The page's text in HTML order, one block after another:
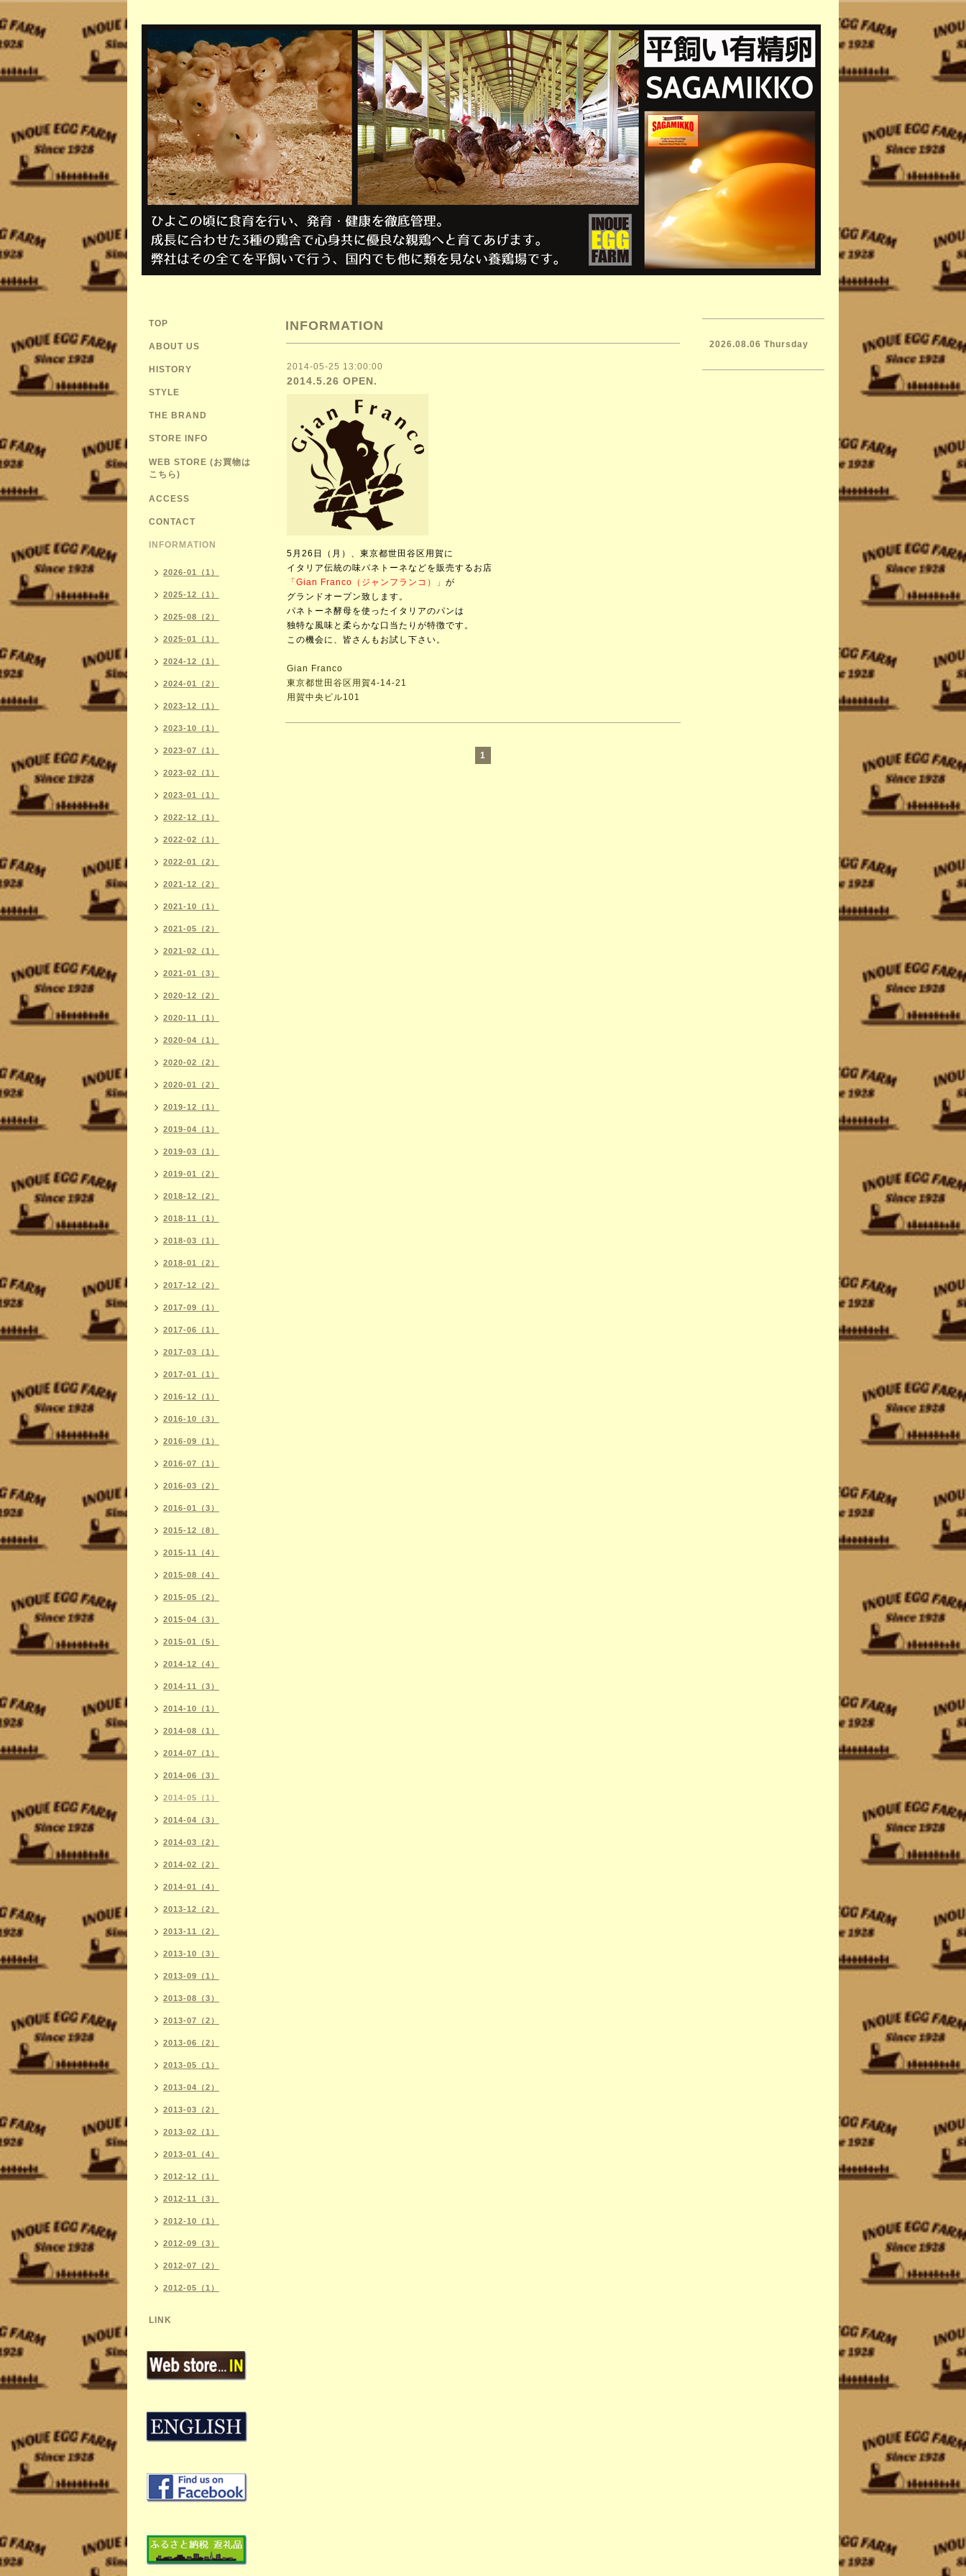
INFORMATION
2014-05-25 13:00:00
2014.5.26 OPEN.
5月26日（月）、東京都世田谷区用賀に
イタリア伝統の味パネトーネなどを販売するお店
「Gian Franco（ジャンフランコ）」 が
グランドオープン致します。
パネトーネ酵母を使ったイタリアのパンは
独特な風味と柔らかな口当たりが特徴です。
この機会に、皆さんもお試し下さい。
Gian Franco
東京都世田谷区用賀4-14-21
用賀中央ビル101
1
TOP
ABOUT US
HISTORY
STYLE
THE BRAND
STORE INFO
WEB STORE (お買物は
こちら)
ACCESS
CONTACT
INFORMATION
2026-01（1）
2025-12（1）
2025-08（2）
2025-01（1）
2024-12（1）
2024-01（2）
2023-12（1）
2023-10（1）
2023-07（1）
2023-02（1）
2023-01（1）
2022-12（1）
2022-02（1）
2022-01（2）
2021-12（2）
2021-10（1）
2021-05（2）
2021-02（1）
2021-01（3）
2020-12（2）
2020-11（1）
2020-04（1）
2020-02（2）
2020-01（2）
2019-12（1）
2019-04（1）
2019-03（1）
2019-01（2）
2018-12（2）
2018-11（1）
2018-03（1）
2018-01（2）
2017-12（2）
2017-09（1）
2017-06（1）
2017-03（1）
2017-01（1）
2016-12（1）
2016-10（3）
2016-09（1）
2016-07（1）
2016-03（2）
2016-01（3）
2015-12（8）
2015-11（4）
2015-08（4）
2015-05（2）
2015-04（3）
2015-01（5）
2014-12（4）
2014-11（3）
2014-10（1）
2014-08（1）
2014-07（1）
2014-06（3）
2014-05（1）
2014-04（3）
2014-03（2）
2014-02（2）
2014-01（4）
2013-12（2）
2013-11（2）
2013-10（3）
2013-09（1）
2013-08（3）
2013-07（2）
2013-06（2）
2013-05（1）
2013-04（2）
2013-03（2）
2013-02（1）
2013-01（4）
2012-12（1）
2012-11（3）
2012-10（1）
2012-09（3）
2012-07（2）
2012-05（1）
LINK
2026.08.06 Thursday